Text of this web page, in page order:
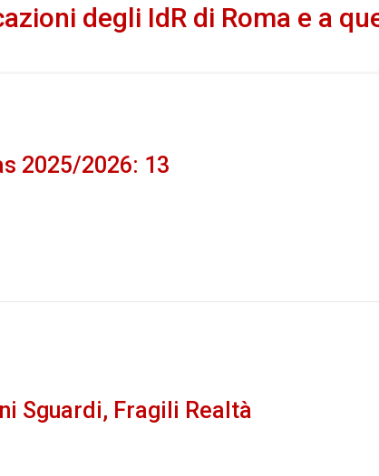
degli IdR di Roma e a
2025/2026: 13
Sguardi, Fragili Realtà